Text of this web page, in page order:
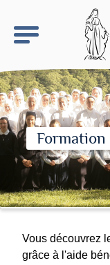
Formation
Vous découvrez
grâce à l'aide